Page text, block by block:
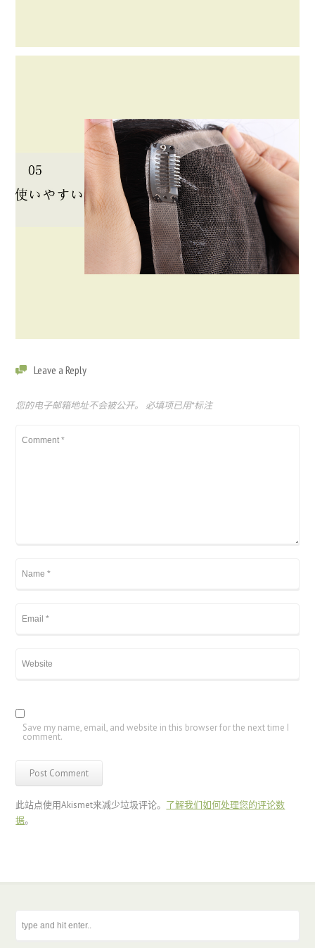
Leave a Reply
您的电子邮箱地址不会被公开。 必填项已用*标注
Save my name, email, and website in this browser for the next time I
comment.
此站点使用Akismet来减少垃圾评论。 了解我们如何处理您的评论数
据。